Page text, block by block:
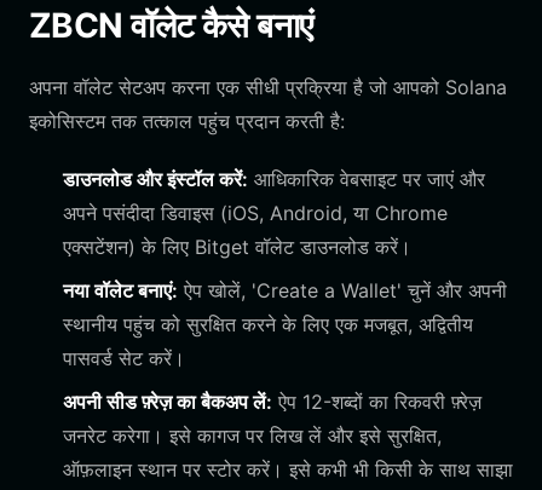
ZBCN वॉलेट कैसे बनाएं
अपना वॉलेट सेटअप करना एक सीधी प्रक्रिया है जो आपको Solana
इकोसिस्टम तक तत्काल पहुंच प्रदान करती है:
डाउनलोड और इंस्टॉल करें: आधिकारिक वेबसाइट पर जाएं और
अपने पसंदीदा डिवाइस (iOS, Android, या Chrome
एक्सटेंशन) के लिए Bitget वॉलेट डाउनलोड करें।
नया वॉलेट बनाएं: ऐप खोलें, 'Create a Wallet' चुनें और अपनी
स्थानीय पहुंच को सुरक्षित करने के लिए एक मजबूत, अद्वितीय
पासवर्ड सेट करें।
अपनी सीड फ़्रेज़ का बैकअप लें: ऐप 12-शब्दों का रिकवरी फ़्रेज़
जनरेट करेगा। इसे कागज पर लिख लें और इसे सुरक्षित,
ऑफ़लाइन स्थान पर स्टोर करें। इसे कभी भी किसी के साथ साझा